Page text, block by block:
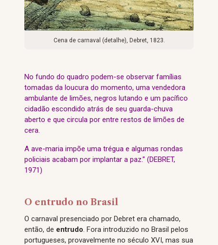
Cena de carnaval (detalhe), Debret, 1823.
No fundo do quadro podem-se observar famílias
tomadas da loucura do momento, uma vendedora
ambulante de limões, negros lutando e um pacífico
cidadão escondido atrás de seu guarda-chuva
aberto e que circula por entre restos de limões de
cera.
A ave-maria impõe uma trégua e algumas rondas
policiais acabam por implantar a paz.” (DEBRET,
1971)
O entrudo no Brasil
O carnaval presenciado por Debret era chamado,
então, de entrudo. Fora introduzido no Brasil pelos
portugueses, provavelmente no século XVI, mas sua